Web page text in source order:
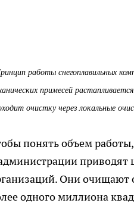
работы снегоплавильных
примесей
очистку через локальные
понять объем
приводят
Они очищают
одного миллиона